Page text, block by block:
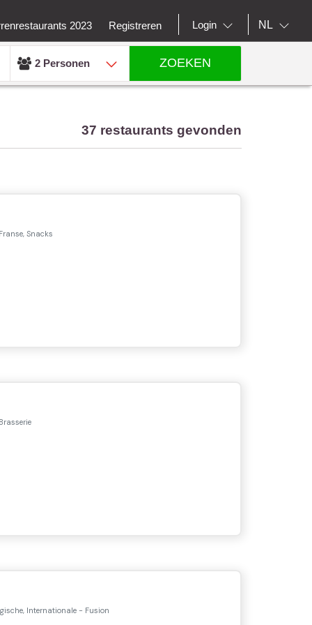
2023 Registreren Login NL
2 Personen ZOEKEN
37 restaurants gevonden
Snacks
Internationale - Fusion